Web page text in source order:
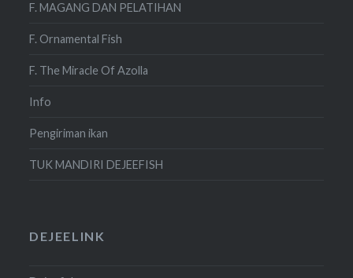
F. MAGANG DAN PELATIHAN
F. Ornamental Fish
F. The Miracle Of Azolla
Info
Pengiriman ikan
TUK MANDIRI DEJEEFISH
DEJEELINK